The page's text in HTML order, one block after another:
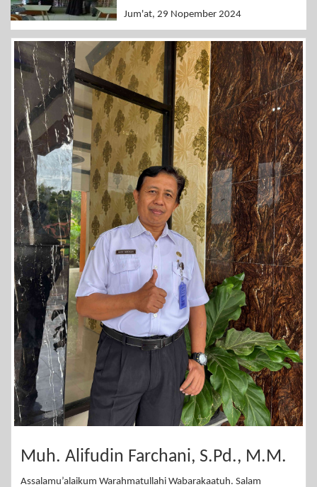
Jum'at, 29 Nopember 2024
Muh. Alifudin Farchani, S.Pd., M.M.
Assalamu’alaikum Warahmatullahi Wabarakaatuh. Salam